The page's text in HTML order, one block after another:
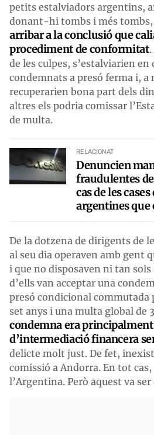
petits estalviadors argentins,
donant-hi tombs i més tombs,
arribar a la conclusió que
procediment de conformitat.
de les culpes, s’estalviarien en
condemnats a presó ferma i, a
recuperarien bona part dels
altres els podria comissar
de multa.
RELACIONAT
Denuncien
fraudulentes
cas de les
argentines
De la dotzena de dirigents de
al seu dia operaven amb gent
i que no disposaven ni tan
d’ells van acceptar una
presó condicional commutada
set anys i una multa global de
condemna era
d’intermediació financera
delicte molt just. De fet,
comissió a Andorra. En tot
l’Argentina. Però aquest va ser